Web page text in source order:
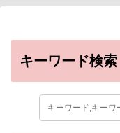
キーワード検索